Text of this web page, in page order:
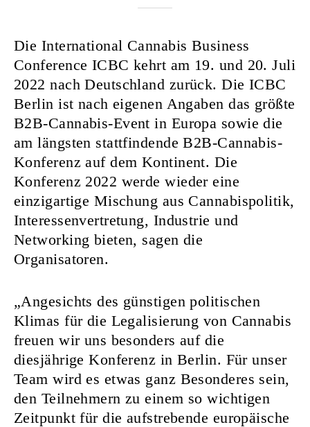
Die International Cannabis Business
Conference ICBC kehrt am 19. und 20. Juli
2022 nach Deutschland zurück. Die ICBC
Berlin ist nach eigenen Angaben das größte
B2B-Cannabis-Event in Europa sowie die
am längsten stattfindende B2B-Cannabis-
Konferenz auf dem Kontinent. Die
Konferenz 2022 werde wieder eine
einzigartige Mischung aus Cannabispolitik,
Interessenvertretung, Industrie und
Networking bieten, sagen die
Organisatoren.
„Angesichts des günstigen politischen
Klimas für die Legalisierung von Cannabis
freuen wir uns besonders auf die
diesjährige Konferenz in Berlin. Für unser
Team wird es etwas ganz Besonderes sein,
den Teilnehmern zu einem so wichtigen
Zeitpunkt für die aufstrebende europäische